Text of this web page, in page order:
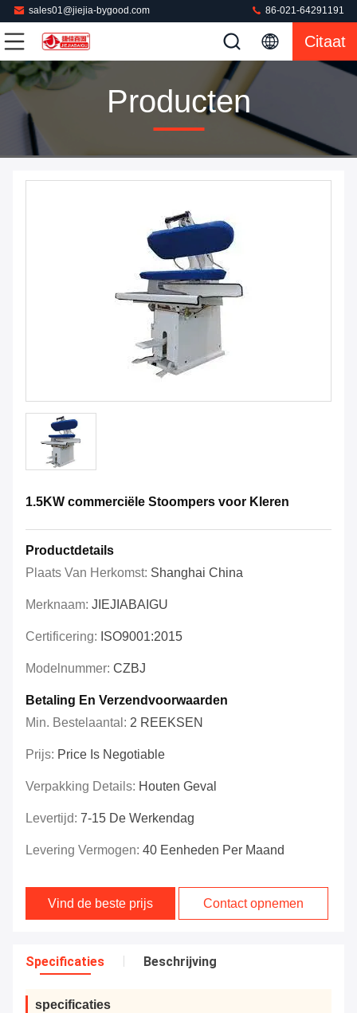
sales01@jiejia-bygood.com 86-021-64291191
Citaat
Producten
1.5KW commerciële Stoompers voor Kleren
Productdetails
Plaats Van Herkomst: Shanghai China
Merknaam: JIEJIABAIGU
Certificering: ISO9001:2015
Modelnummer: CZBJ
Betaling En Verzendvoorwaarden
Min. Bestelaantal: 2 REEKSEN
Prijs: Price Is Negotiable
Verpakking Details: Houten Geval
Levertijd: 7-15 De Werkendag
Levering Vermogen: 40 Eenheden Per Maand
Vind de beste prijs Contact opnemen
Specificaties Beschrijving
specificaties